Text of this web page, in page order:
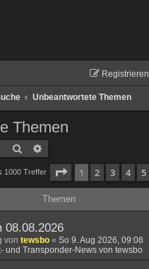
Registrieren
Unbeantwortete Themen
Themen
Suche
1000 Treffer Seite 1von 40
1 2 3 4 5
Themen
08.08.2026
von tewsbo « So 9. Aug 2026, 09:08
und Transponder-News von tewsbo